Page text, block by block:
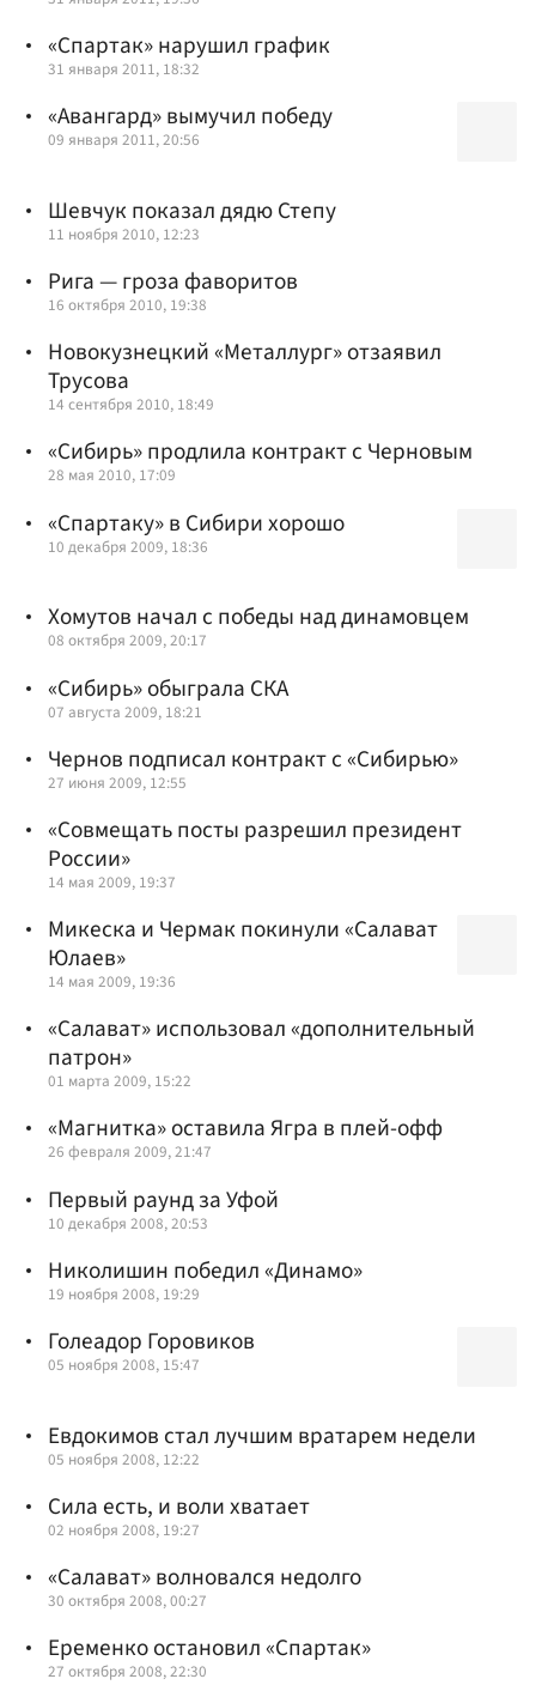
«Спартак» нарушил график
31 января 2011, 18:32
«Авангард» вымучил победу
09 января 2011, 20:56
Шевчук показал дядю Степу
11 ноября 2010, 12:23
Рига — гроза фаворитов
16 октября 2010, 19:38
Новокузнецкий «Металлург» отзаявил
Трусова
14 сентября 2010, 18:49
«Сибирь» продлила контракт c Черновым
28 мая 2010, 17:09
«Спартаку» в Сибири хорошо
10 декабря 2009, 18:36
Хомутов начал с победы над динамовцем
08 октября 2009, 20:17
«Сибирь» обыграла СКА
07 августа 2009, 18:21
Чернов подписал контракт с «Сибирью»
27 июня 2009, 12:55
«Совмещать посты разрешил президент
России»
14 мая 2009, 19:37
Микеска и Чермак покинули «Салават
Юлаев»
14 мая 2009, 19:36
«Салават» использовал «дополнительный
патрон»
01 марта 2009, 15:22
«Магнитка» оставила Ягра в плей-офф
26 февраля 2009, 21:47
Первый раунд за Уфой
10 декабря 2008, 20:53
Николишин победил «Динамо»
19 ноября 2008, 19:29
Голеадор Горовиков
05 ноября 2008, 15:47
Евдокимов стал лучшим вратарем недели
05 ноября 2008, 12:22
Сила есть, и воли хватает
02 ноября 2008, 19:27
«Салават» волновался недолго
30 октября 2008, 00:27
Еременко остановил «Спартак»
27 октября 2008, 22:30